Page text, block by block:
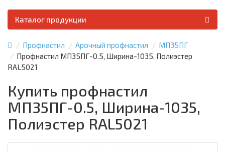
Каталог продукции
Профнастил Арочный профнастил
МП35ПГ
Профнастил МП35ПГ-0.5, Ширина-1035, Полиэстер
RAL5021
Купить профнастил
МП35ПГ-0.5, Ширина-1035,
Полиэстер RAL5021